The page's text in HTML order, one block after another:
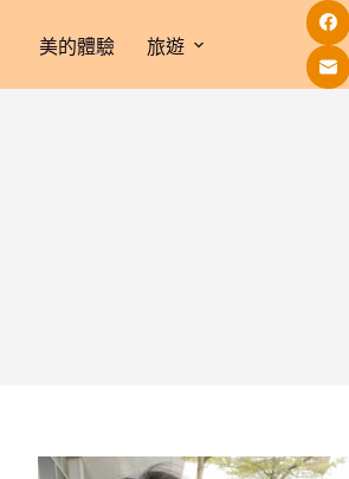
美的體驗 旅遊